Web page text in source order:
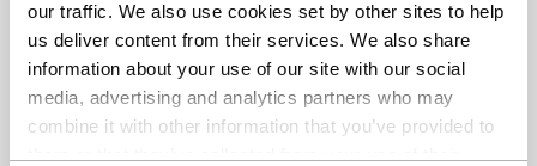
our traffic. We also use cookies set by other sites to help
us deliver content from their services. We also share
information about your use of our site with our social
media, advertising and analytics partners who may
combine it with other information that you’ve provided to